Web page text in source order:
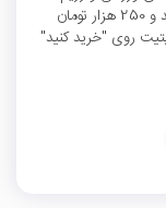
را اعمال کنید و 250 هزار تومان
روی "خرید کنید"